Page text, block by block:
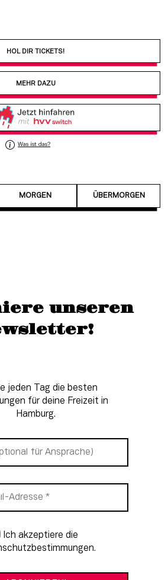
HOL DIR TICKETS!
MEHR DAZU
Was ist das?
MORGEN ÜBERMORGEN
unseren
jeden Tag die besten
für deine Freizeit in
Hamburg.